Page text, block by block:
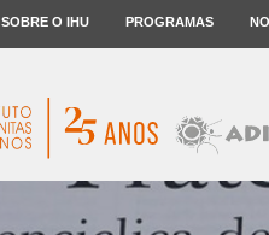
SOBRE O IHU PROGRAMAS